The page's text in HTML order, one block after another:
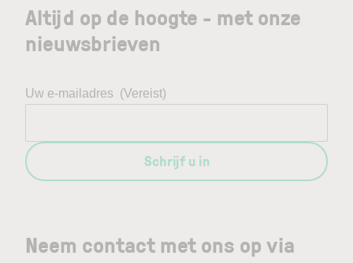
Neem contact met ons op via
Altijd op de hoogte - met onze
nieuwsbrieven
Uw e-mailadres (Vereist)
Schrijf u in